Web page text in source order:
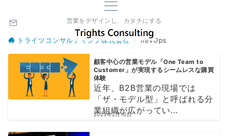
営業をデザインし、カタチにする
トライツコンサルティング株式会社 RevOps
顧客中心の営業モデル「One Team to
Customer」が実現するシームレスな購買
体験
近年、B2B営業の現場では
「ザ・モデル型」と呼ばれる分
業組織が広がってい...
2025年2月10日